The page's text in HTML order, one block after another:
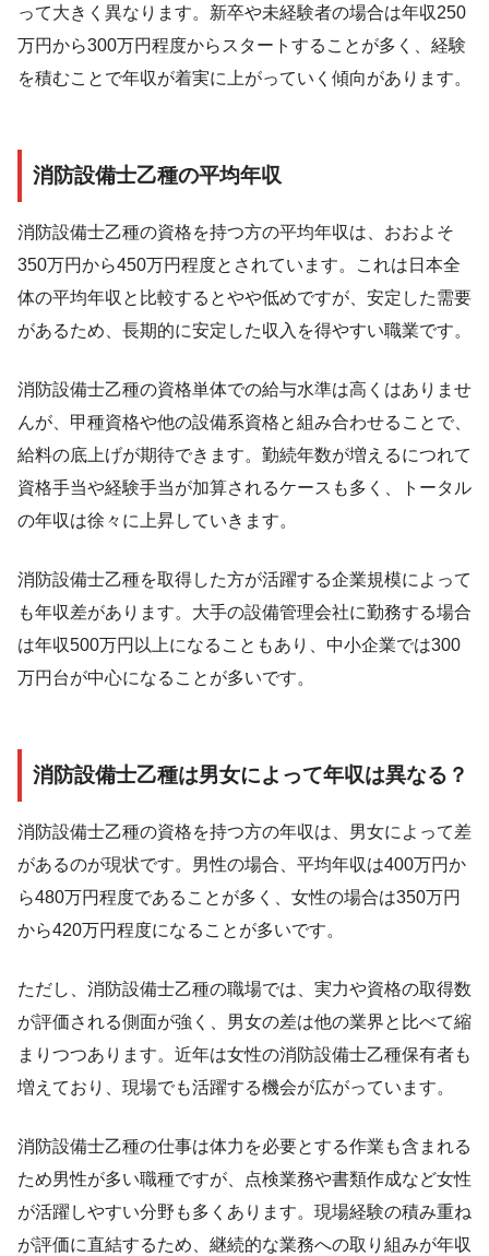
って大きく異なります。新卒や未経験者の場合は年収250
万円から300万円程度からスタートすることが多く、経験
を積むことで年収が着実に上がっていく傾向があります。
消防設備士乙種の平均年収
消防設備士乙種の資格を持つ方の平均年収は、おおよそ
350万円から450万円程度とされています。これは日本全
体の平均年収と比較するとやや低めですが、安定した需要
があるため、長期的に安定した収入を得やすい職業です。
消防設備士乙種の資格単体での給与水準は高くはありませ
んが、甲種資格や他の設備系資格と組み合わせることで、
給料の底上げが期待できます。勤続年数が増えるにつれて
資格手当や経験手当が加算されるケースも多く、トータル
の年収は徐々に上昇していきます。
消防設備士乙種を取得した方が活躍する企業規模によって
も年収差があります。大手の設備管理会社に勤務する場合
は年収500万円以上になることもあり、中小企業では300
万円台が中心になることが多いです。
消防設備士乙種は男女によって年収は異なる？
消防設備士乙種の資格を持つ方の年収は、男女によって差
があるのが現状です。男性の場合、平均年収は400万円か
ら480万円程度であることが多く、女性の場合は350万円
から420万円程度になることが多いです。
ただし、消防設備士乙種の職場では、実力や資格の取得数
が評価される側面が強く、男女の差は他の業界と比べて縮
まりつつあります。近年は女性の消防設備士乙種保有者も
増えており、現場でも活躍する機会が広がっています。
消防設備士乙種の仕事は体力を必要とする作業も含まれる
ため男性が多い職種ですが、点検業務や書類作成など女性
が活躍しやすい分野も多くあります。現場経験の積み重ね
が評価に直結するため、継続的な業務への取り組みが年収